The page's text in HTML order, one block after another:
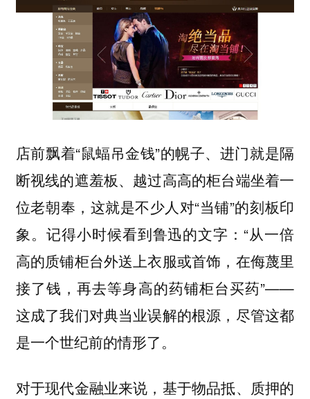
店前飘着“鼠蝠吊金钱”的幌子、进门就是隔
断视线的遮羞板、越过高高的柜台端坐着一
位老朝奉，这就是不少人对“当铺”的刻板印
象。记得小时候看到鲁迅的文字：“从一倍
高的质铺柜台外送上衣服或首饰，在侮蔑里
接了钱，再去等身高的药铺柜台买药”——
这成了我们对典当业误解的根源，尽管这都
是一个世纪前的情形了。
对于现代金融业来说，基于物品抵、质押的